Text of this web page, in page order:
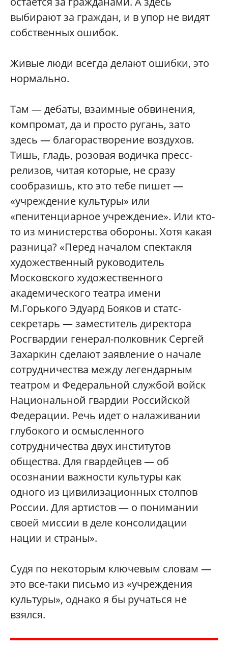
выбирают за граждан, и в упор не видят
собственных ошибок.
Живые люди всегда делают ошибки, это
нормально.
Там — дебаты, взаимные обвинения,
компромат, да и просто ругань, зато
здесь — благорастворение воздухов.
Тишь, гладь, розовая водичка пресс-
релизов, читая которые, не сразу
сообразишь, кто это тебе пишет —
«учреждение культуры» или
«пенитенциарное учреждение». Или кто-
то из министерства обороны. Хотя какая
разница? «Перед началом спектакля
художественный руководитель
Московского художественного
академического театра имени
М.Горького Эдуард Бояков и статс-
секретарь — заместитель директора
Росгвардии генерал-полковник Сергей
Захаркин сделают заявление о начале
сотрудничества между легендарным
театром и Федеральной службой войск
Национальной гвардии Российской
Федерации. Речь идет о налаживании
глубокого и осмысленного
сотрудничества двух институтов
общества. Для гвардейцев — об
осознании важности культуры как
одного из цивилизационных столпов
России. Для артистов — о понимании
своей миссии в деле консолидации
нации и страны».
Судя по некоторым ключевым словам —
это все-таки письмо из «учреждения
культуры», однако я бы ручаться не
взялся.